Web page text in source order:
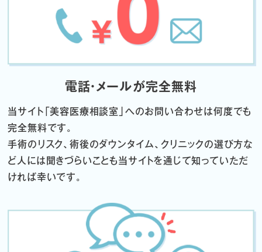
電話・メールが完全無料
当サイト「美容医療相談室」へのお問い合わせは何度でも
完全無料です。
手術のリスク、術後のダウンタイム、クリニックの選び方な
ど 人には聞きづらいことも当サイトを通じて知っていただ
ければ幸いです。